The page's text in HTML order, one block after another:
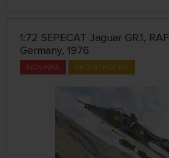
1:72 SEPECAT Jaguar GR.1,
Germany, 1976
NOVINKA PRO NÁROČNÉ